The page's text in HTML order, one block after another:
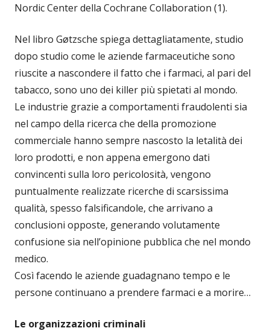
Nordic Center della Cochrane Collaboration (1).
Nel libro Gøtzsche spiega dettagliatamente, studio
dopo studio come le aziende farmaceutiche sono
riuscite a nascondere il fatto che i farmaci, al pari del
tabacco, sono uno dei killer più spietati al mondo.
Le industrie grazie a comportamenti fraudolenti sia
nel campo della ricerca che della promozione
commerciale hanno sempre nascosto la letalità dei
loro prodotti, e non appena emergono dati
convincenti sulla loro pericolosità, vengono
puntualmente realizzate ricerche di scarsissima
qualità, spesso falsificandole, che arrivano a
conclusioni opposte, generando volutamente
confusione sia nell’opinione pubblica che nel mondo
medico.
Così facendo le aziende guadagnano tempo e le
persone continuano a prendere farmaci e a morire…
Le organizzazioni criminali